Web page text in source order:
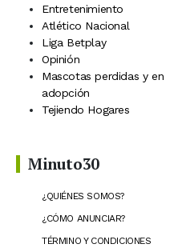
Entretenimiento
Atlético Nacional
Liga Betplay
Opinión
Mascotas perdidas y en
adopción
Tejiendo Hogares
Minuto30
¿QUIÉNES SOMOS?
¿CÓMO ANUNCIAR?
TÉRMINO Y CONDICIONES